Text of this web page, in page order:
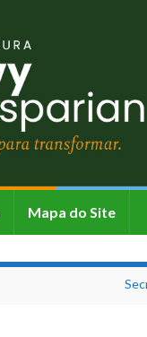
Mapa do Site